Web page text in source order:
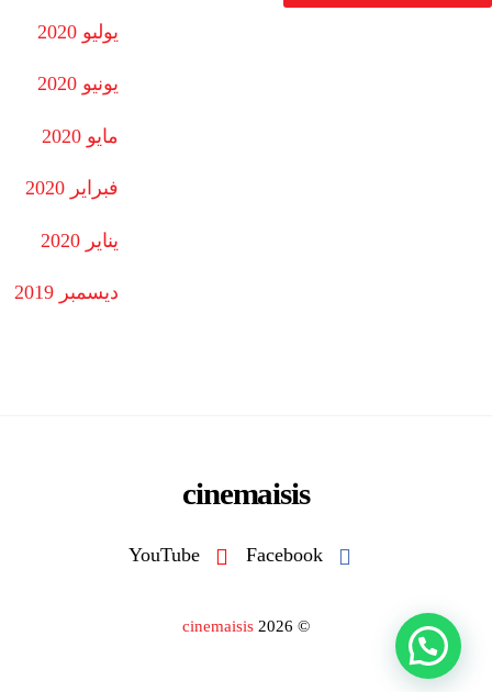
يوليو 2020
يونيو 2020
مايو 2020
فبراير 2020
يناير 2020
ديسمبر 2019
cinemaisis
©
cinemaisis 2026